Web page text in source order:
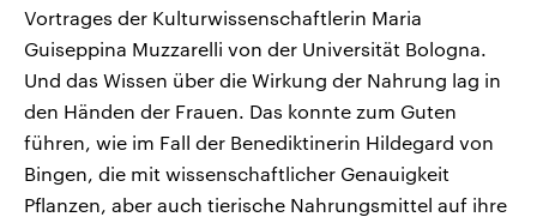
Vortrages der Kulturwissenschaftlerin Maria
Guiseppina Muzzarelli von der Universität Bologna.
Und das Wissen über die Wirkung der Nahrung lag in
den Händen der Frauen. Das konnte zum Guten
führen, wie im Fall der Benediktinerin Hildegard von
Bingen, die mit wissenschaftlicher Genauigkeit
Pflanzen, aber auch tierische Nahrungsmittel auf ihre